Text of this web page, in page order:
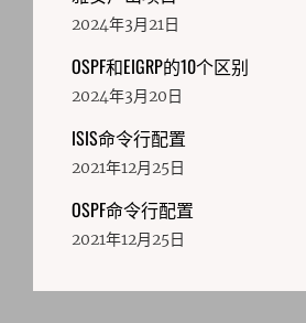
2024年3月21日
OSPF和EIGRP的10个区别
2024年3月20日
ISIS命令行配置
2021年12月25日
OSPF命令行配置
2021年12月25日